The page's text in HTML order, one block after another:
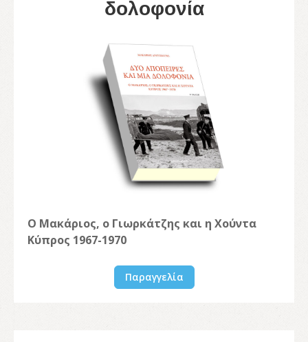
δολοφονία
Ο Μακάριος, ο Γιωρκάτζης και η Χούντα
Κύπρος 1967-1970
Παραγγελία